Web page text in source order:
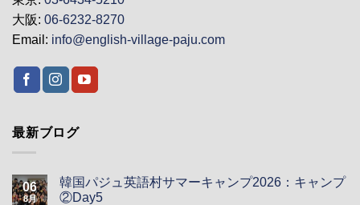
大阪: 06-6232-8270
Email: info@english-village-paju.com
最新ブログ
06
8月
韓国パジュ英語村サマーキャンプ2026：キャンプ
②Day5